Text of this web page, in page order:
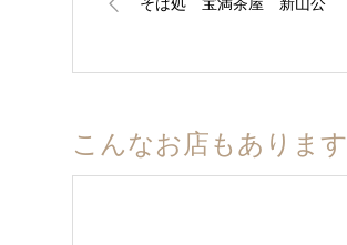
こんなお店もあります